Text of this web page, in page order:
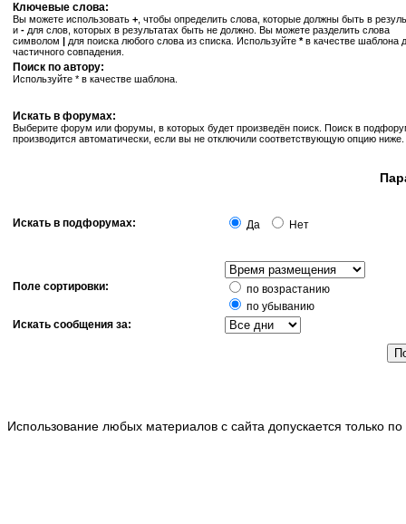
Ключевые слова:
Вы можете использовать + , чтобы определить слова, которые должны быть в
и - для слов, которых в результатах быть не должно. Вы можете разделить слова
символом | для поиска любого слова из списка. Используйте *в качестве шаблона
частичного совпадения.
Поиск по автору:
Используйте * в качестве шаблона.
Искать в форумах:
Выберите форум или форумы, в которых будет произведён поиск. Поиск в
производится автоматически, если вы не отключили соответствующую опцию ниже.
Искать в подфорумах: Да Нет
Поле сортировки:
по возрастанию
по убыванию
Искать сообщения за:
Использование любых материалов с сайта допускается только